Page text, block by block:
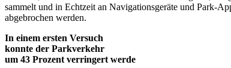
sammelt und in Echtzeit an Navigationsgeräte und Park-
abgebrochen werden.
In einem ersten Versuch
konnte der Parkverkehr
um 43 Prozent verringert werde